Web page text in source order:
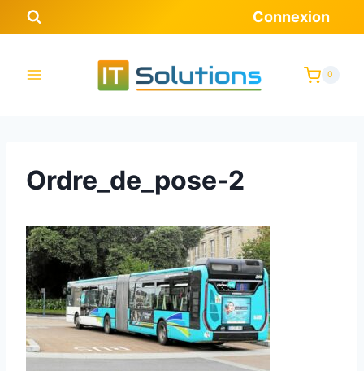
Aller
au
Connexion
0
Ordre_de_pose-2